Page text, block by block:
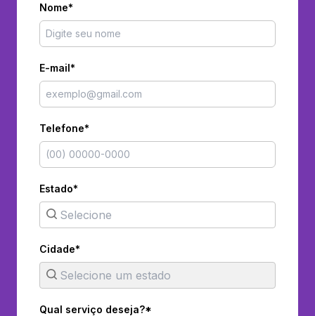
Nome*
E-mail*
Telefone*
Estado*
Cidade*
Qual serviço deseja?*